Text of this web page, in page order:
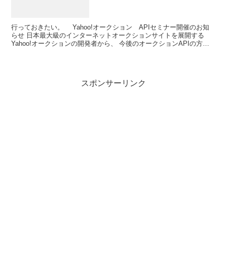
行っておきたい。 Yahoo!オークション APIセミナー開催のお知
らせ 日本最大級のインターネットオークションサイトを展開する
Yahoo!オークションの開発者から、 今後のオークションAPIの方向
スポンサーリンク